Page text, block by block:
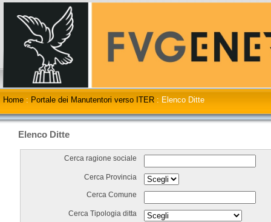
Home : Portale dei Manutentori verso ITER : Elenco Ditte
Elenco Ditte
Cerca ragione sociale
Cerca Provincia
Cerca Comune
Cerca Tipologia ditta